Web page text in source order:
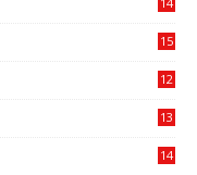
15
12
13
14